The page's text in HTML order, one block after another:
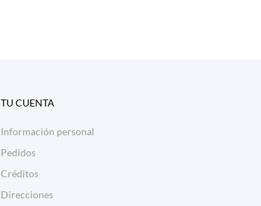
TU CUENTA
Información personal
Pedidos
Créditos
Direcciones